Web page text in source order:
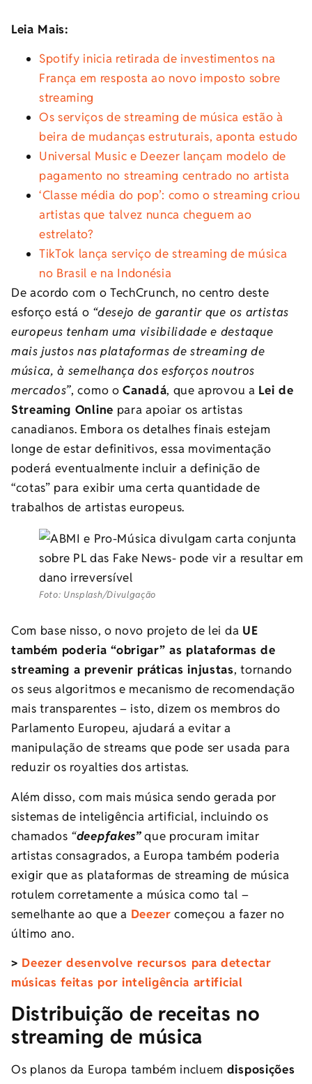
Leia Mais:
Spotify inicia retirada de investimentos na
França em resposta ao novo imposto sobre
streaming
Os serviços de streaming de música estão à
beira de mudanças estruturais, aponta estudo
Universal Music e Deezer lançam modelo de
pagamento no streaming centrado no artista
‘Classe média do pop’: como o streaming criou
artistas que talvez nunca cheguem ao
estrelato?
TikTok lança serviço de streaming de música
no Brasil e na Indonésia
De acordo com o TechCrunch, no centro deste
esforço está o “desejo de garantir que os artistas
europeus tenham uma visibilidade e destaque
mais justos nas plataformas de streaming de
música, à semelhança dos esforços noutros
mercados”, como oCanadá, que aprovou a Lei de
Streaming Online para apoiar os artistas
canadianos. Embora os detalhes finais estejam
longe de estar definitivos, essa movimentação
poderá eventualmente incluir a definição de
“cotas” para exibir uma certa quantidade de
trabalhos de artistas europeus.
Foto: Unsplash/Divulgação
Com base nisso, o novo projeto de lei da UE
também poderia “obrigar” as plataformas de
streaming a prevenir práticas injustas, tornando
os seus algoritmos e mecanismo de recomendação
mais transparentes – isto, dizem os membros do
Parlamento Europeu, ajudará a evitar a
manipulação de streams que pode ser usada para
reduzir os royalties dos artistas.
Além disso, com mais música sendo gerada por
sistemas de inteligência artificial, incluindo os
chamados “deepfakes”que procuram imitar
artistas consagrados, a Europa também poderia
exigir que as plataformas de streaming de música
rotulem corretamente a música como tal –
semelhante ao que a Deezer começou a fazer no
último ano.
> Deezer desenvolve recursos para detectar
músicas feitas por inteligência artificial
Distribuição de receitas no
streaming de música
Os planos da Europa também incluem disposições